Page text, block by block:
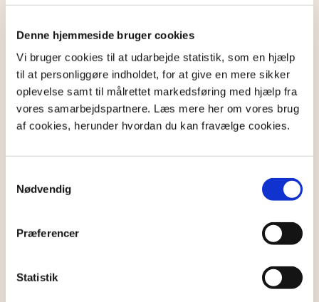
Denne hjemmeside bruger cookies
Vi bruger cookies til at udarbejde statistik, som en hjælp
til at personliggøre indholdet, for at give en mere sikker
oplevelse samt til målrettet markedsføring med hjælp fra
vores samarbejdspartnere. Læs mere her om vores brug
af cookies, herunder hvordan du kan fravælge cookies.
Nødvendig
Præferencer
Statistik
Udarbejd testamentet skriftligt
Opbevar det sikkert
Overvej at opdatere det ved ændringer i din
livssituation
Skal jeg fortælle nogen om, at jeg har
lade dine nærmeste vide, at du har lavet et
testamente og hvor det opbevares. Særligt ved
vidnetestamenter er det vigtigt, da de ikke
automatisk bliver registreret nogen steder.
Kan jeg ændre i mit testamente?